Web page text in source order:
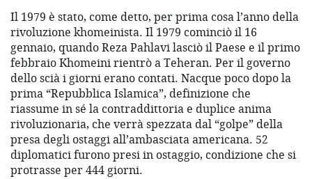
Il 1979 è stato, come detto, per prima cosa l’anno della
rivoluzione khomeinista. Il 1979 cominciò il 16
gennaio, quando Reza Pahlavi lasciò il Paese e il primo
febbraio Khomeini rientrò a Teheran. Per il governo
dello scià i giorni erano contati. Nacque poco dopo la
prima “Repubblica Islamica”, definizione che
riassume in sé la contraddittoria e duplice anima
rivoluzionaria, che verrà spezzata dal “golpe” della
presa degli ostaggi all’ambasciata americana. 52
diplomatici furono presi in ostaggio, condizione che si
protrasse per 444 giorni.